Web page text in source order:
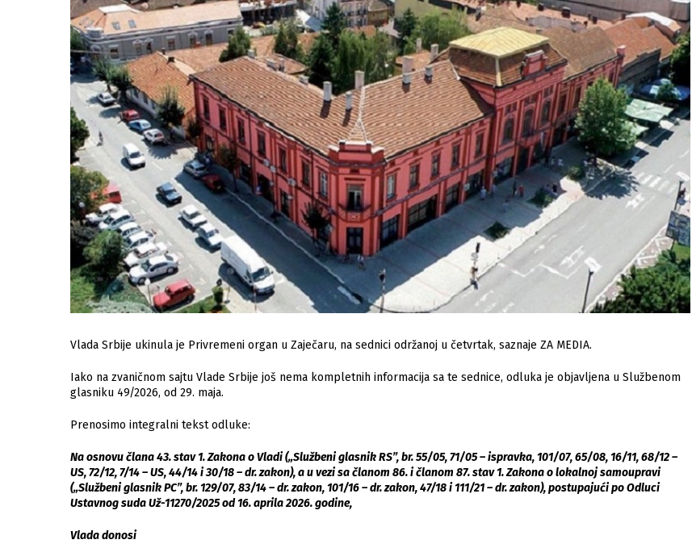
Vlada Srbije ukinula je Privremeni organ u Zaječaru, na sednici održanoj u četvrtak, saznaje ZA MEDIA.
Iako na zvaničnom sajtu Vlade Srbije još nema kompletnih informacija sa te sednice, odluka je objavljena u Službenom
glasniku 49/2026, od 29. maja.
Prenosimo integralni tekst odluke:
Na osnovu člana 43. stav 1. Zakona o Vladi („Službeni glasnik RS”, br. 55/05, 71/05 – ispravka, 101/07, 65/08, 16/11, 68/12 –
US, 72/12, 7/14 – US, 44/14 i 30/18 – dr. zakon), a u vezi sa članom 86. i članom 87. stav 1. Zakona o lokalnoj samoupravi
(„Službeni glasnik PC”, br. 129/07, 83/14 – dr. zakon, 101/16 – dr. zakon, 47/18 i 111/21 – dr. zakon), postupajući po Odluci
Ustavnog suda Už-11270/2025 od 16. aprila 2026. godine,
Vlada donosi